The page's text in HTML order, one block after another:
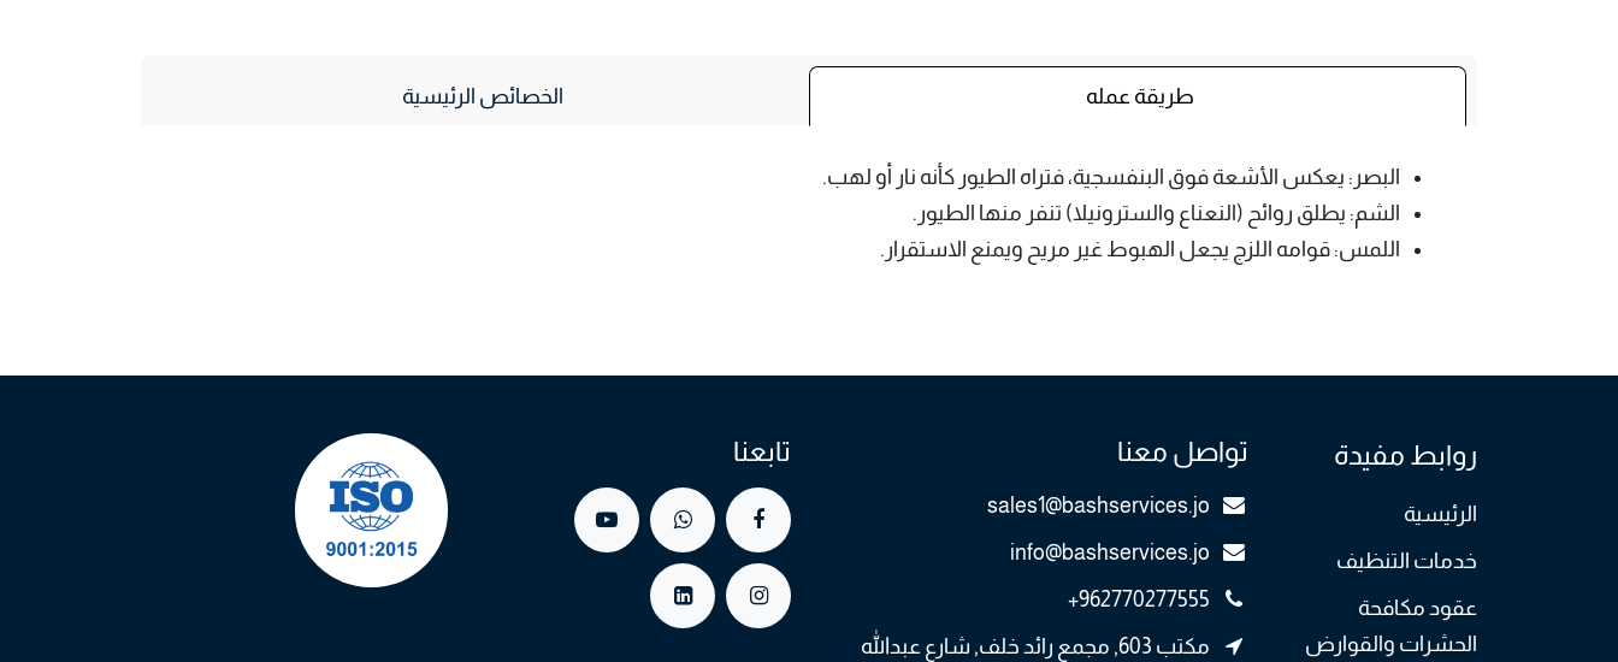
طريقة عمله الخصائص الرئيسية
البصر: يعكس الأشعة فوق البنفسجية، فتراه الطيور كأنه نار أو لهب.
الشم: يطلق روائح (النعناع والسترونيلا) تنفر منها الطيور.
اللمس: قوامه اللزج يجعل الهبوط غير مريح ويمنع الاستقرار.
روابط مفيدة
الرئيسية
خدمات التنظيف
عقود مكافحة
الحشرات والقوارض
تواصل معنا
sales1@bashservices.jo
info@bashservices.jo
+962770277555
مكتب 603, مجمع رائد خلف, شارع عبدالله
تابعنا